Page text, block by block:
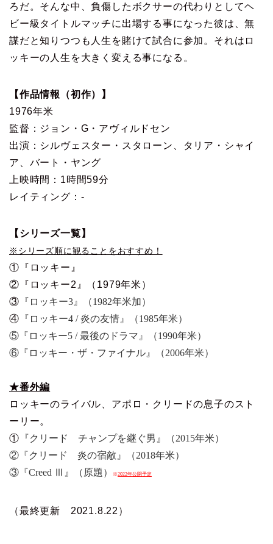
ろだ。そんな中、負傷したボクサーの代わりとしてヘ
ビー級タイトルマッチに出場する事になった彼は、無
謀だと知りつつも人生を賭けて試合に参加。それはロ
ッキーの人生を大きく変える事になる。
【作品情報（初作）】
1976年米
監督：ジョン・G・アヴィルドセン
出演：シルヴェスター・スタローン、タリア・シャイ
ア、バート・ヤング
上映時間：1時間59分
レイティング：-
【シリーズ一覧】
※シリーズ順に観ることをおすすめ！
①『ロッキー』
②『ロッキー2』（1979年米）
③ 『ロッキー3』（1982年米加）
④ 『ロッキー4 / 炎の友情』（1985年米）
⑤『ロッキー5 / 最後のドラマ』（1990年米）
⑥『ロッキー・ザ・ファイナル』（2006年米）
★番外編
ロッキーのライバル、アポロ・クリードの息子のスト
ーリー。
① 『クリード チャンプを継ぐ男』（2015年米）
②『クリード 炎の宿敵』（2018年米）
③『Creed Ⅲ』（原題）
※2022年公開予定
（最終更新 2021.8.22）